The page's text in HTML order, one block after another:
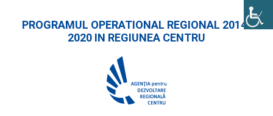
PROGRAMUL OPERATIONAL REGIONAL 2014-
2020 IN REGIUNEA CENTRU